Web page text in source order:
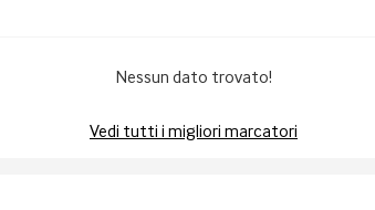
Nessun dato trovato!
Vedi tutti i migliori marcatori